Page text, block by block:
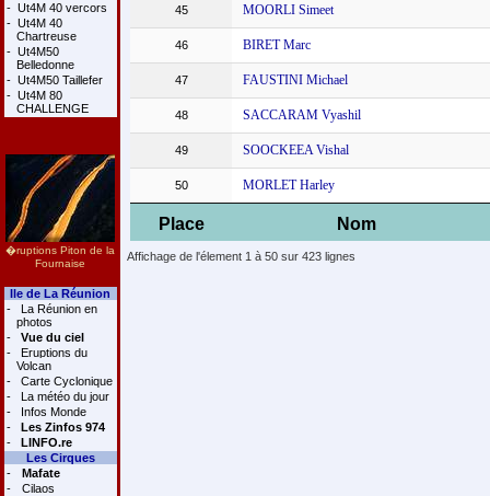
- Ut4M 40 vercors
- Ut4M 40
Chartreuse
- Ut4M50
Belledonne
- Ut4M50 Taillefer
- Ut4M 80
CHALLENGE
�ruptions Piton de la
Fournaise
Ile de La Réunion
-
La Réunion en
photos
-
Vue du ciel
-
Eruptions du
Volcan
-
Carte Cyclonique
-
La météo du jour
-
Infos Monde
-
Les Zinfos 974
-
LINFO.re
Les Cirques
-
Mafate
-
Cilaos
Place Nom
45 MOORLI Simeet
46 BIRET Marc
47 FAUSTINI Michael
48 SACCARAM Vyashil
49 SOOCKEEA Vishal
50 MORLET Harley
Affichage de l'élement 1 à 50 sur 423 lignes